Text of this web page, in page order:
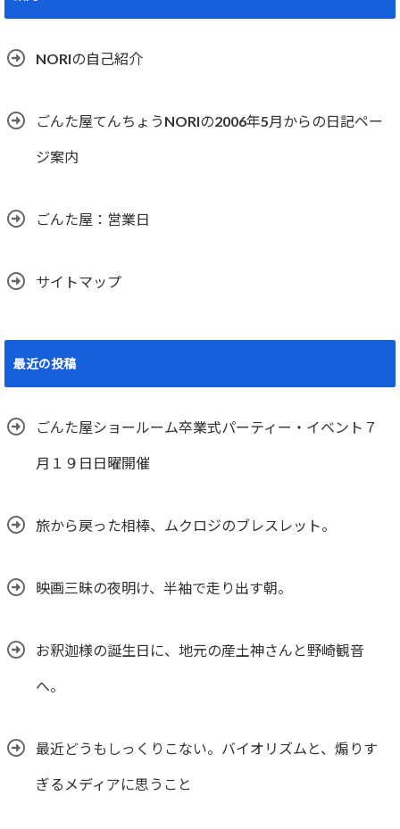
NORIの自己紹介
ごんた屋てんちょうNORIの2006年5月からの日記ペー
ジ案内
ごんた屋：営業日
サイトマップ
最近の投稿
ごんた屋ショールーム卒業式パーティー・イベント７
月１９日日曜開催
旅から戻った相棒、ムクロジのブレスレット。
映画三昧の夜明け、半袖で走り出す朝。
お釈迦様の誕生日に、地元の産土神さんと野崎観音
へ。
最近どうもしっくりこない。バイオリズムと、煽りす
ぎるメディアに思うこと